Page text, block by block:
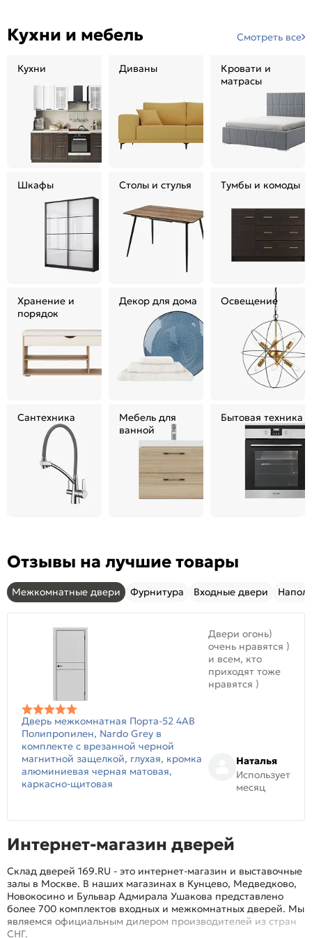
Кухни и мебель Смотреть все
Кухни Диваны
Кровати и
матрасы
Шкафы Столы и стулья Тумбы и комоды
Хранение и
порядок
Декор для дома Освещение
Сантехника
Мебель для
ванной
Бытовая техника
Отзывы на лучшие товары
Межкомнатные двери Фурнитура Входные двери
Дверь межкомнатная Порта-52 4AB
Полипропилен, Nardo Grey в
комплекте с врезанной черной
магнитной защелкой, глухая, кромка
алюминиевая черная матовая,
каркасно-щитовая
Двери огонь)
очень нравятся )
и всем, кто
приходят тоже
нравятся )
Наталья
Использует
месяц
Интернет-магазин дверей
Склад дверей 169.RU - это интернет-магазин и выставочные
залы в Москве. В наших магазинах в Кунцево, Медведково,
Новокосино и Бульвар Адмирала Ушакова представлено
более 700 комплектов входных и межкомнатных дверей. Мы
являемся официальным дилером производителей из стран
СНГ.